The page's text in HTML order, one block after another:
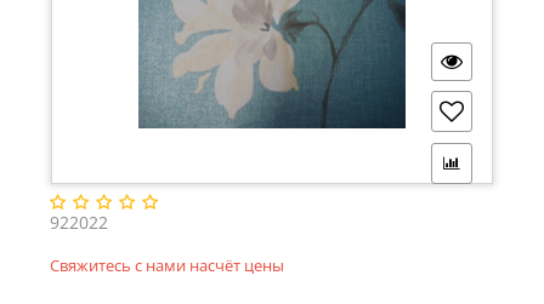
922022
Свяжитесь с нами насчёт цены